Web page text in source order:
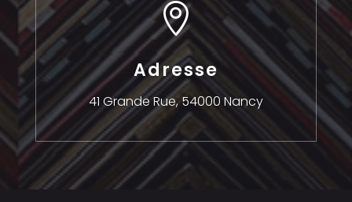

Adresse
41 Grande Rue,54000 Nancy